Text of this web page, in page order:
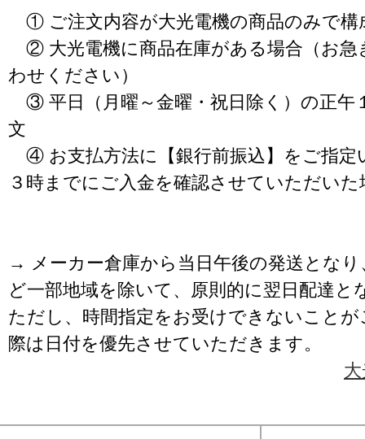
① ご注文内容が大光電機の商品のみで構
② 大光電機に商品在庫がある場合（お急
わせください）
③ 平日（月曜～金曜・祝日除く）の正午
文
④ お支払方法に【銀行前振込】をご指定
３時までにご入金を確認させていただいた
→ メーカー倉庫から当日午後の発送となり
ど一部地域を除いて、原則的に翌日配達と
ただし、時間指定をお受けできないこと
際は日付を優先させていただきます。